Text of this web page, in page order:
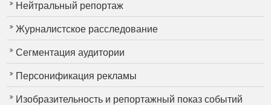
Нейтральный репортаж
Журналистское расследование
Сегментация аудитории
Персонификация рекламы
Изобразительность и репортажный показ событий